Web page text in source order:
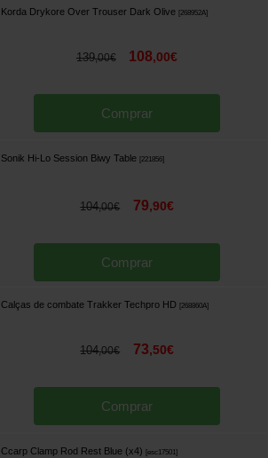
Korda Drykore Over Trouser Dark Olive 268952A]
139,00€ 108,00€
Comprar
Sonik Hi-Lo Session Biwy Table 221856]
104,00€ 79,90€
Comprar
Calças de combate Trakker Techpro HD 268860A]
104,00€ 73,50€
Comprar
Ccarp Clamp Rod Rest Blue (x4) [esc17501]